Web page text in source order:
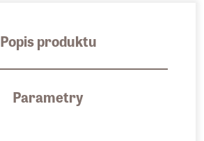
Popis produktu
Parametry